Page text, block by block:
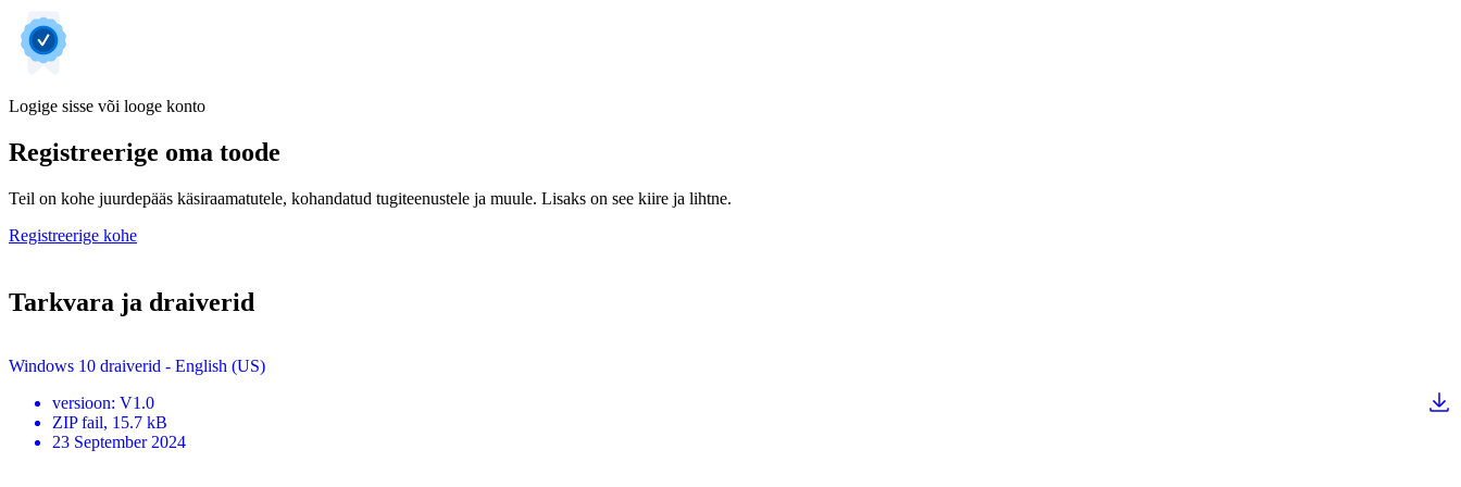
Logige sisse või looge konto
Registreerige oma toode
Teil on kohe juurdepääs käsiraamatutele, kohandatud tugiteenustele ja muule. Lisaks on see kiire ja lihtne.
Registreerige kohe
Tarkvara ja draiverid
Windows 10 draiverid - English (US)
versioon: V1.0
ZIP fail, 15.7 kB
23 September 2024